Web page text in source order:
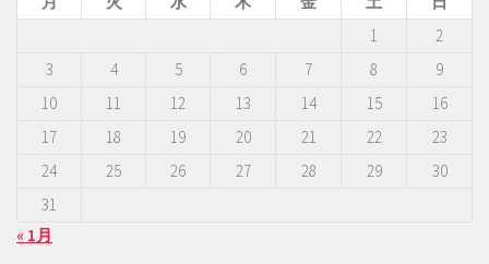
1
2
3
4 5 6 7 8
9
10
11 12 13 14 15
16
17
18 19 20 21 22
23
24
25 26 27 28 29
30
31
« 1月